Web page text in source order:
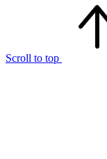
Scroll to top